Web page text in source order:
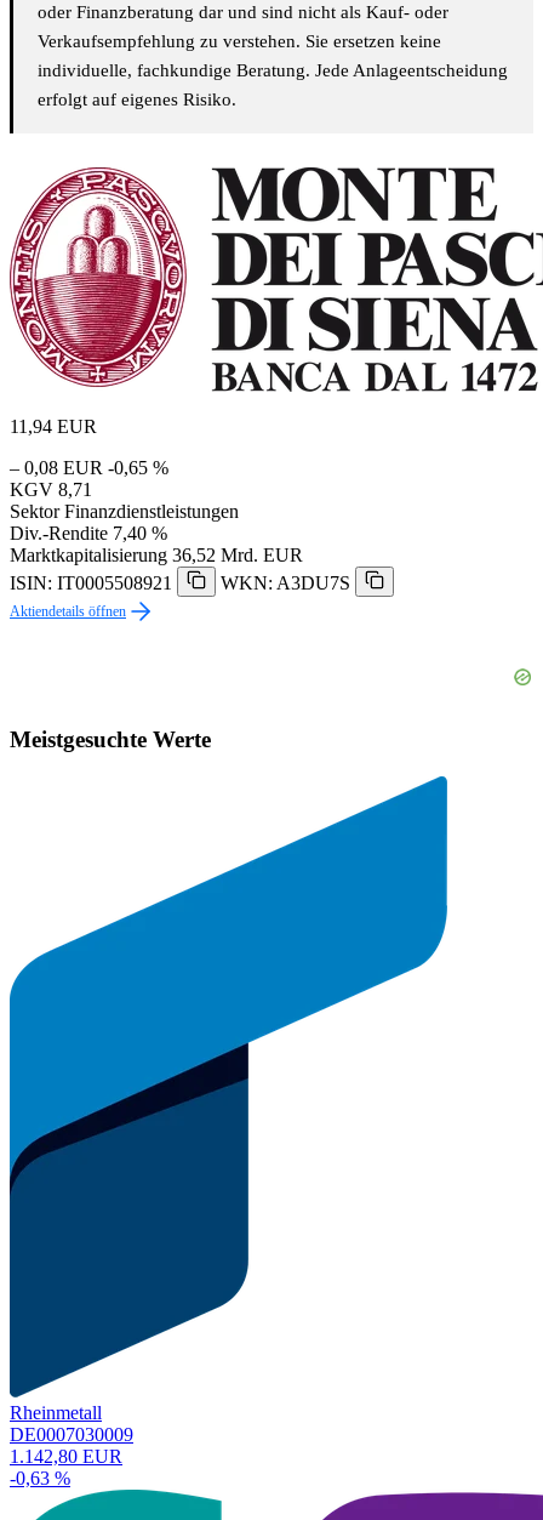
oder Finanzberatung dar und sind nicht als Kauf- oder
Verkaufsempfehlung zu verstehen. Sie ersetzen keine
individuelle, fachkundige Beratung. Jede Anlageentscheidung
erfolgt auf eigenes Risiko.
11,94 EUR
– 0,08 EUR -0,65 %
KGV 8,71
Sektor Finanzdienstleistungen
Div.-Rendite 7,40 %
Marktkapitalisierung 36,52 Mrd. EUR
ISIN: IT0005508921
WKN: A3DU7S
Aktiendetails öffnen
Meistgesuchte Werte
Rheinmetall
DE0007030009
1.142,80 EUR
-0,63 %